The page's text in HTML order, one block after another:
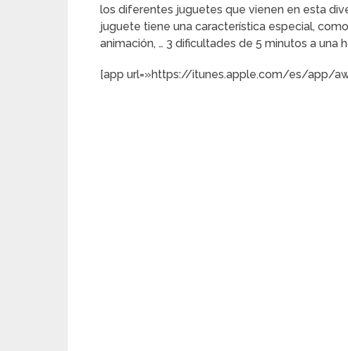
los diferentes juguetes que vienen en esta
juguete tiene una característica especial,
animación, … 3 dificultades de 5 minutos a una
[app url=»https://itunes.apple.com/es/app/